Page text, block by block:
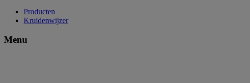
Producten
Kruidenwijzer
Menu